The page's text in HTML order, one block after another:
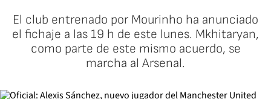
El club entrenado por Mourinho ha anunciado
el fichaje a las 19 h de este lunes. Mkhitaryan,
como parte de este mismo acuerdo, se
marcha al Arsenal.